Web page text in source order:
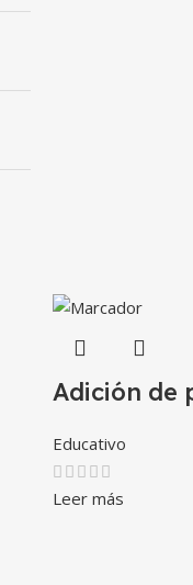
Adición de
Educativo
Leer más